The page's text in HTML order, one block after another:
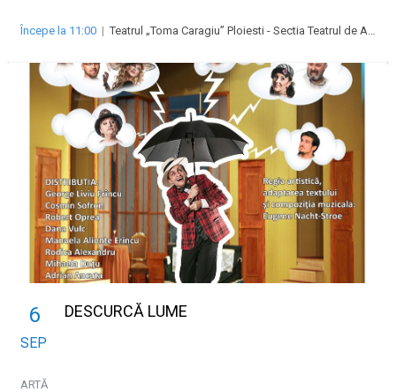
Începe la 11:00 |Teatrul „Toma Caragiu” Ploiesti - Sectia Teatrul de Animatie pentru copii si tineret Imaginario
6
SEP
DESCURCĂ LUME
ARTĂ